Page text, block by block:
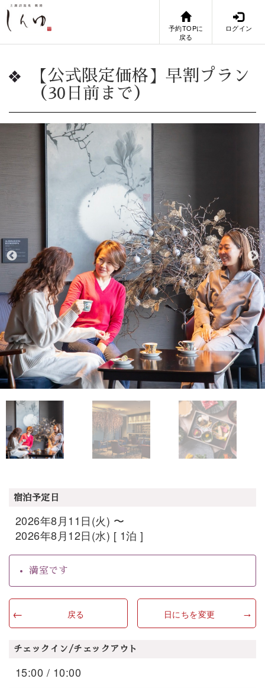
予約TOPに
戻る
ログイン
【公式限定価格】早割プラン
（30日前まで）
宿泊予定日
2026年8月11日(火) 〜
2026年8月12日(水) [ 1泊 ]
満室です
戻る 日にちを変更
チェックイン/チェックアウト
15:00 / 10:00